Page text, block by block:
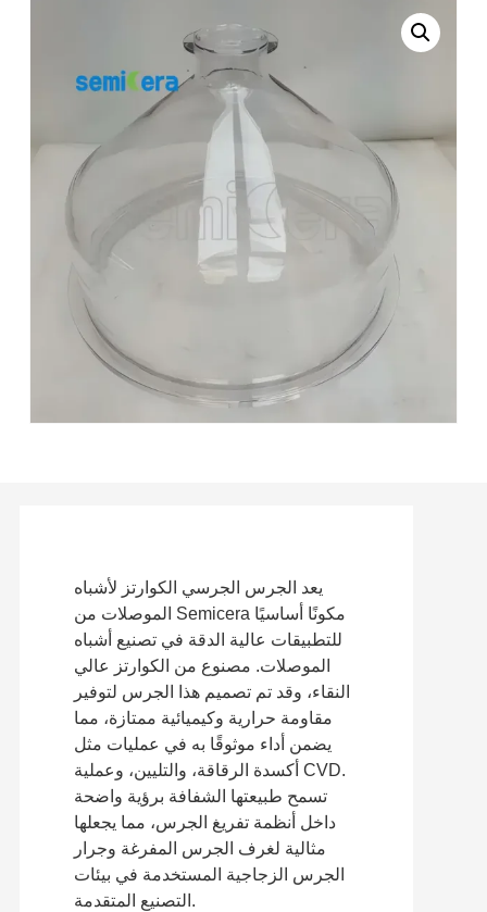
يعد الجرس الجرسي الكوارتز لأشباه
الموصلات من Semicera مكونًا أساسيًا
للتطبيقات عالية الدقة في تصنيع أشباه
الموصلات. مصنوع من الكوارتز عالي
النقاء، وقد تم تصميم هذا الجرس لتوفير
مقاومة حرارية وكيميائية ممتازة، مما
يضمن أداء موثوقًا به في عمليات مثل
أكسدة الرقاقة، والتليين، وعملية CVD.
تسمح طبيعتها الشفافة برؤية واضحة
داخل أنظمة تفريغ الجرس، مما يجعلها
مثالية لغرف الجرس المفرغة وجرار
الجرس الزجاجية المستخدمة في بيئات
التصنيع المتقدمة.